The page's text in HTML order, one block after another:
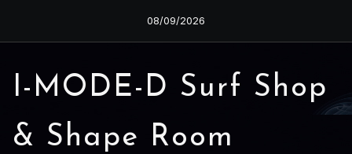
08/09/2026
I-MODE-D Surf Shop
& Shape Room